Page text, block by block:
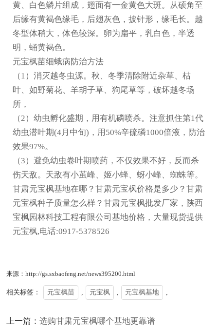
黄、白色鳞片组成，翅面有一金黄色大斑。从硕角至
后缘有黄褐色缘毛，后翅灰色，披针形，缘毛长。越
冬型体稍大，体色较深。卵为扁平，乳白色，半透
明，蛹黄褐色。
元宝枫苗细蛾病防治方法
（1）消灭越冬虫源。秋、冬季清除附近杂草、枯
叶、如野菊花、羊胡子草、狗尾草等，破坏越冬场
所，
（2）幼虫孵化盛期，用有机磷喷杀。注意抓住第1代
幼虫潜叶期(4月中旬)，用50%辛硫磷1000倍液，防治
效果97%。
（3）避免幼虫卷叶期喷药，不仅效果不好，反而杀
伤天敌。天敌有小茧峰、姬小蜂、蚜小峰、蜘蛛等。
甘肃元宝枫基地在哪？甘肃元宝枫价格是多少？甘肃
元宝枫种子质量怎么样？甘肃元宝枫批发厂家，陕西
宝枫园林科技工程有限公司基地价格，大量现货提供
元宝枫,电话:0917-5378526
来源：http://gs.sxbaofeng.net/news395200.html
相关标签： 元宝枫苗 元宝枫 元宝枫基地
上一篇：选购甘肃元宝枫哪个基地更靠谱